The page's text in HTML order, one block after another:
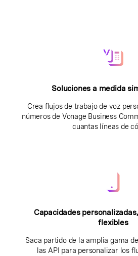
Soluciones a medida
Crea flujos de trabajo de voz
números de Vonage Business
cuantas líneas de
Capacidades
flexibles
Saca partido de la amplia gama
las API para personalizar los